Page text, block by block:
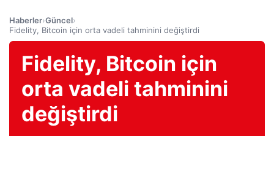
Haberler›Güncel›
Fidelity, Bitcoin için orta vadeli tahminini değiştirdi
Fidelity, Bitcoin için
orta vadeli tahminini
değiştirdi